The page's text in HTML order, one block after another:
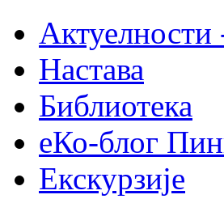
Настава
Библиотека
еКо-блог
Екскурзије